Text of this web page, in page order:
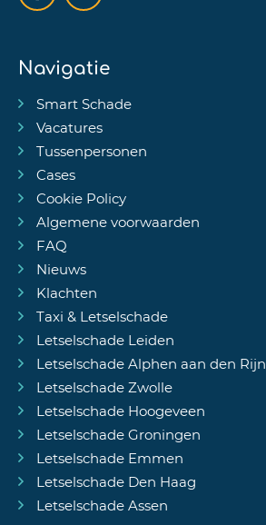
Navigatie
Smart Schade
Vacatures
Tussenpersonen
Cases
Cookie Policy
Algemene voorwaarden
FAQ
Nieuws
Klachten
Taxi & Letselschade
Letselschade Leiden
Letselschade Alphen aan den Rijn
Letselschade Zwolle
Letselschade Hoogeveen
Letselschade Groningen
Letselschade Emmen
Letselschade Den Haag
Letselschade Assen